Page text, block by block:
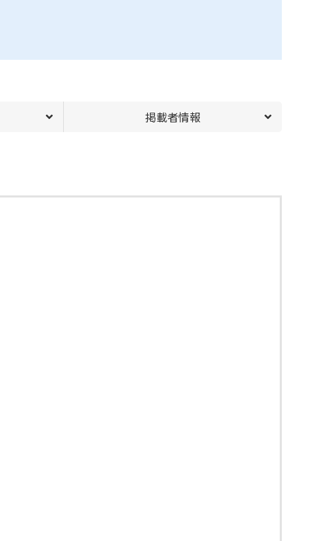
掲載者情報